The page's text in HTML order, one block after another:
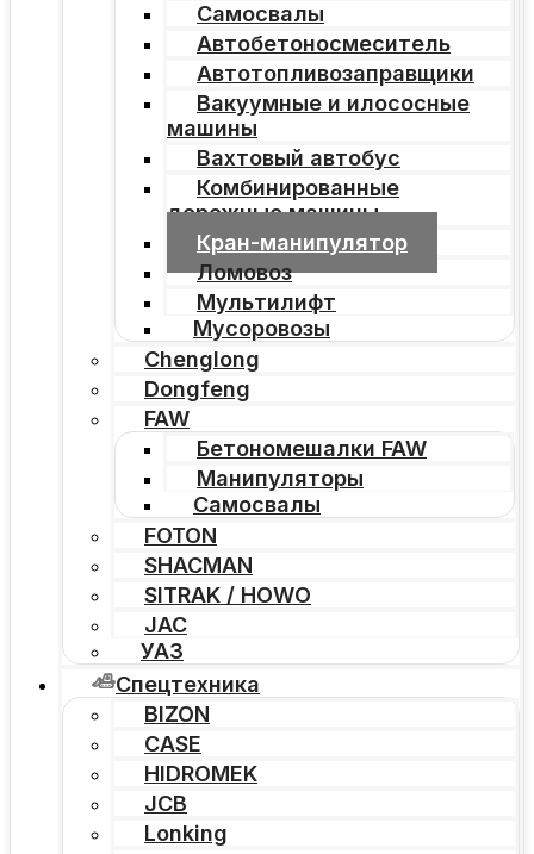
Самосвалы
Автобетоносмеситель
Автотопливозаправщики
Вакуумные и илососные
машины
Вахтовый автобус
Комбинированные
дорожные машины
Кран-манипулятор
Ломовоз
Мультилифт
Мусоровозы
Chenglong
Dongfeng
FAW
Бетономешалки FAW
Манипуляторы
Самосвалы
FOTON
SHACMAN
SITRAK / HOWO
JAC
УАЗ
Спецтехника
BIZON
CASE
HIDROMEK
JCB
Lonking